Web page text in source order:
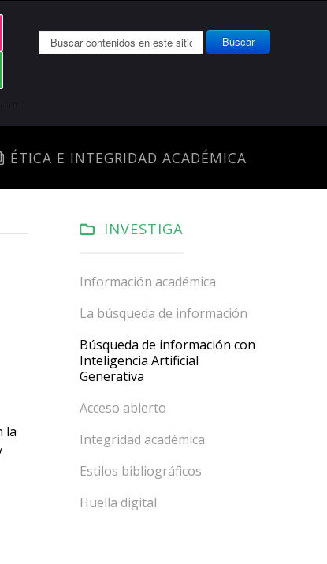
Buscar... Buscar
ÉTICA E INTEGRIDAD ACADÉMICA
la
INVESTIGA
Información académica
La búsqueda de información
Búsqueda de información con
Inteligencia Artificial
Generativa
Acceso abierto
Integridad académica
Estilos bibliográficos
Huella digital